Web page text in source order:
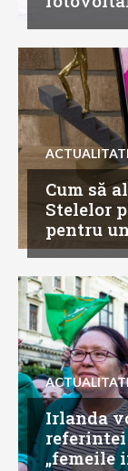
Cum să
Stelelor
pentru
Irlanda
„femeile